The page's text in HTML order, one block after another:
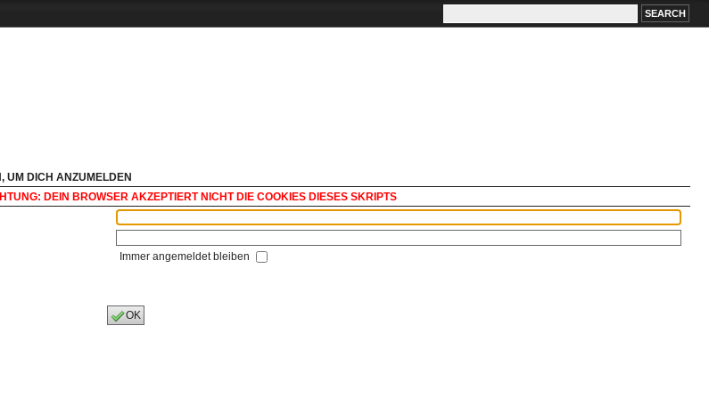
UM DICH ANZUMELDEN
DEIN BROWSER AKZEPTIERT NICHT DIE COOKIES DIESES SKRIPTS
Immer angemeldet bleiben
OK